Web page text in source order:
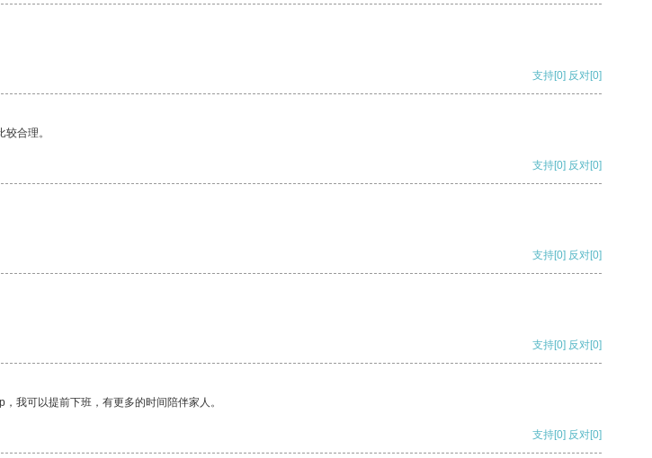
支持[0] 反对[0]
合理。
支持[0] 反对[0]
支持[0] 反对[0]
支持[0] 反对[0]
我可以提前下班，有更多的时间陪伴家人。
支持[0] 反对[0]